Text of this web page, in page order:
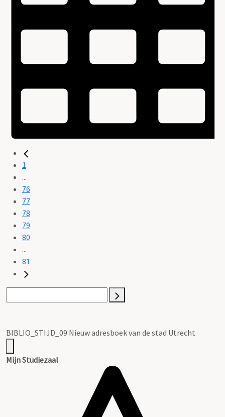
1
...
76
77
78
79
80
...
81
BIBLIO_STIJD_09 Nieuw adresboek van de stad Utrecht
Mijn Studiezaal